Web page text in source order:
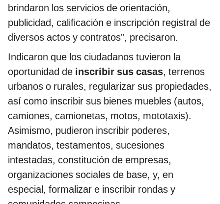
brindaron los servicios de orientación,
publicidad, calificación e inscripción registral de
diversos actos y contratos”, precisaron.
Indicaron que los ciudadanos tuvieron la
oportunidad de inscribir sus casas, terrenos
urbanos o rurales, regularizar sus propiedades,
así como inscribir sus bienes muebles (autos,
camiones, camionetas, motos, mototaxis).
Asimismo, pudieron inscribir poderes,
mandatos, testamentos, sucesiones
intestadas, constitución de empresas,
organizaciones sociales de base, y, en
especial, formalizar e inscribir rondas y